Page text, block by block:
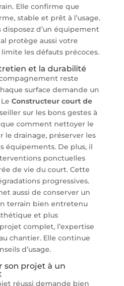
Elle confirme que
stable et prêt à l’usage.
disposez d’un équipement
protège aussi votre
les défauts précoces.
et la durabilité
reste
surface demande un
Constructeur court de
sur les bons gestes à
comment nettoyer le
le drainage, préserver les
équipements. De plus, il
ponctuelles
de vie du court. Cette
progressives.
aussi de conserver un
terrain bien entretenu
et plus
complet, l’expertise
chantier. Elle continue
d’usage.
son projet à un
réussi demande bien